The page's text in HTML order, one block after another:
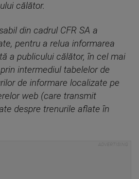
călător.
din cadrul CFR SA a
pentru a relua informarea
a publicului călător, în cel mai
intermediul tabelelor de
de informare localizate pe
web (care transmit
despre trenurile aflate în